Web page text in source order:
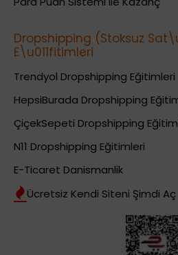
Dropshipping (Stoksuz
E\u011fitimleri
Trendyol Dropshipping Eğitimleri
HepsiBurada Dropshipping
ÇiçekSepeti Dropshipping
N11 Dropshipping Eğitimleri
E-Ticaret Danismanlik
Ücretsiz Kendi Siteni Şimdi Aç